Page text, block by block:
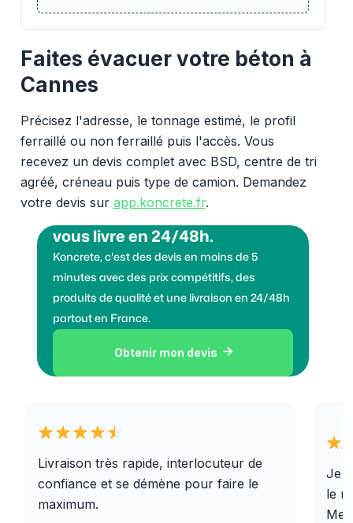
Faites évacuer votre béton à
Cannes
Précisez l'adresse, le tonnage estimé, le profil
ferraillé ou non ferraillé puis l'accès. Vous
recevez un devis complet avec BSD, centre de tri
agréé, créneau puis type de camion. Demandez
votre devis sur app.koncrete.fr.
vous livre en 24/48h.
Koncrete, c'est des devis en moins de 5
minutes avec des prix compétitifs, des
produits de qualité et une livraison en 24/48h
partout en France.
Obtenir mon devis 
Livraison très rapide, interlocuteur de
confiance et se démène pour faire le
maximum.
Je
le